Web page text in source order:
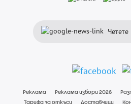
Реклама Реклама избори 2026
Тарифа за откъси
Доставчици